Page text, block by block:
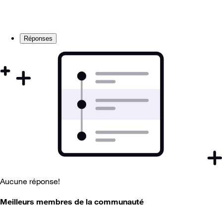
Réponses
Aucune réponse!
Meilleurs membres de la communauté